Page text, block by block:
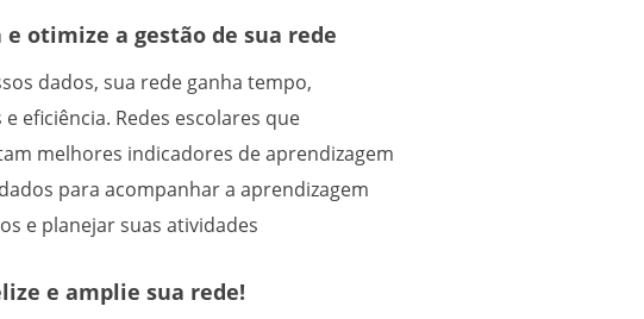
e otimize a gestão de sua rede
dados, sua rede ganha tempo,
eficiência. Redes escolares que
melhores indicadores de aprendizagem
para acompanhar a aprendizagem
e planejar suas atividades
e amplie sua rede!